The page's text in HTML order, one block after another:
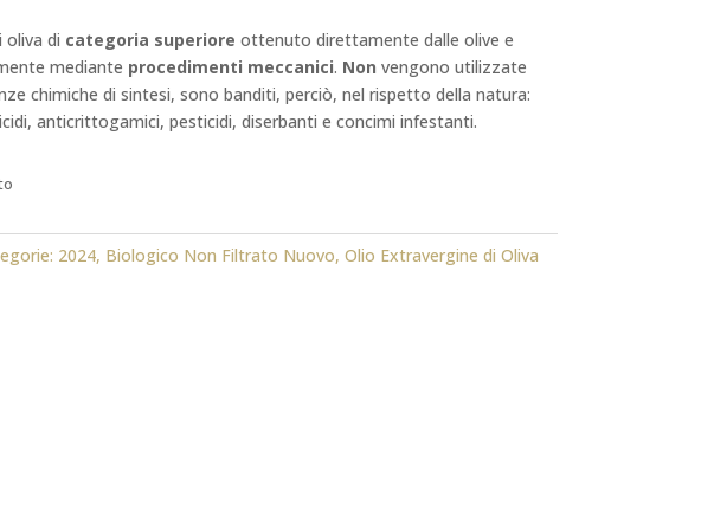
oliva di categoria superiore ottenuto direttamente dalle olive e
mediante procedimenti meccanici. Non vengono utilizzate
chimiche di sintesi, sono banditi, perciò, nel rispetto della natura:
anticrittogamici, pesticidi, diserbanti e concimi infestanti.
2024, Biologico Non Filtrato Nuovo, Olio Extravergine di Oliva